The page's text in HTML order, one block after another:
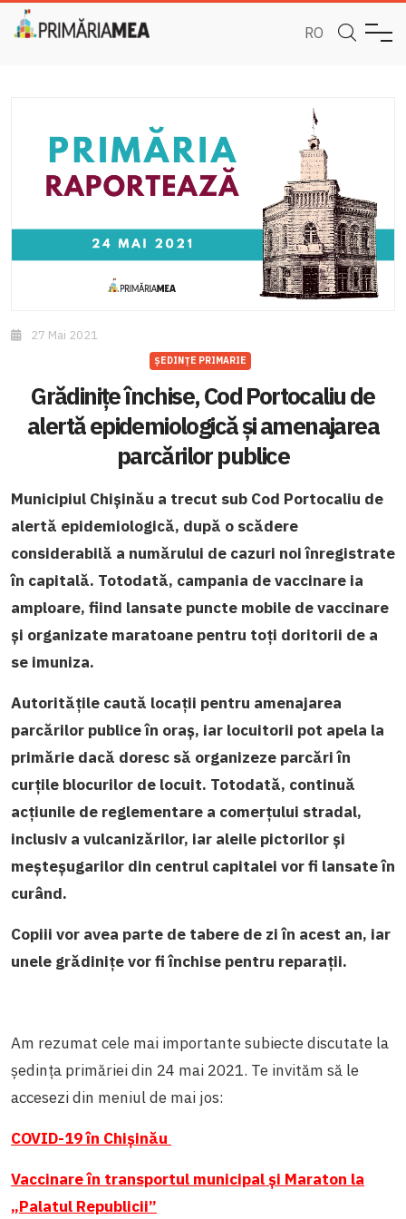
RO
27 Mai 2021
ȘEDINȚE PRIMARIE
Grădinițe închise, Cod Portocaliu de
alertă epidemiologică și amenajarea
parcărilor publice
Municipiul Chișinău a trecut sub Cod Portocaliu de
alertă epidemiologică, după o scădere
considerabilă a numărului de cazuri noi înregistrate
în capitală. Totodată, campania de vaccinare ia
amploare, fiind lansate puncte mobile de vaccinare
și organizate maratoane pentru toți doritorii de a
se imuniza.
Autoritățile caută locații pentru amenajarea
parcărilor publice în oraș, iar locuitorii pot apela la
primărie dacă doresc să organizeze parcări în
curțile blocurilor de locuit. Totodată, continuă
acțiunile de reglementare a comerțului stradal,
inclusiv a vulcanizărilor, iar aleile pictorilor și
meșteșugarilor din centrul capitalei vor fi lansate în
curând.
Copiii vor avea parte de tabere de zi în acest an, iar
unele grădinițe vor fi închise pentru reparații.
Am rezumat cele mai importante subiecte discutate la
ședința primăriei din 24 mai 2021. Te invităm să le
accesezi din meniul de mai jos:
COVID-19 în Chișinău
Vaccinare în transportul municipal și Maraton la
„Palatul Republicii”